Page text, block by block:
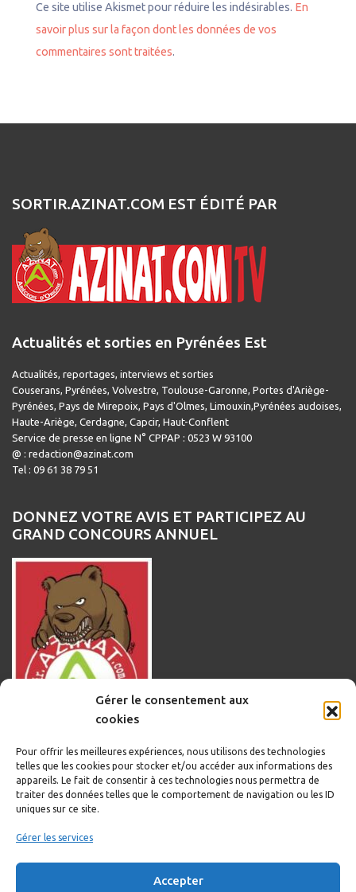
Gérer le consentement aux
cookies
Pour offrir les meilleures expériences, nous utilisons des technologies
telles que les cookies pour stocker et/ou accéder aux informations des
appareils. Le fait de consentir à ces technologies nous permettra de
traiter des données telles que le comportement de navigation ou les ID
uniques sur ce site.
Gérer les services
Accepter
Ce site utilise Akismet pour réduire les indésirables. En
savoir plus sur la façon dont les données de vos
commentaires sont traitées.
SORTIR.AZINAT.COM EST ÉDITÉ PAR
Actualités et sorties en Pyrénées Est
Actualités, reportages, interviews et sorties
Couserans, Pyrénées, Volvestre, Toulouse-Garonne, Portes d'Ariège-
Pyrénées, Pays de Mirepoix, Pays d'Olmes, Limouxin,Pyrénées audoises,
Haute-Ariège, Cerdagne, Capcir, Haut-Conflent
Service de presse en ligne N° CPPAP : 0523 W 93100
@ : redaction@azinat.com
Tel : 09 61 38 79 51
DONNEZ VOTRE AVIS ET PARTICIPEZ AU
GRAND CONCOURS ANNUEL
Informations légales
Politique de cookies